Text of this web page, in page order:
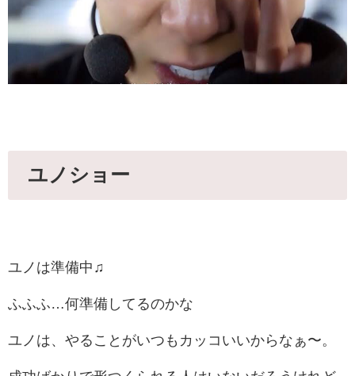
ユノショー
ユノは準備中♫
ふふふ…何準備してるのかな
ユノは、やることがいつもカッコいいからなぁ〜。